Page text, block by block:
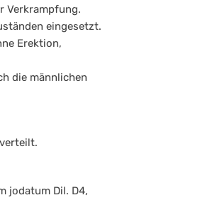
Verkrampfung.
eingesetzt.
Erektion,
die männlichen
jodatum Dil. D4,